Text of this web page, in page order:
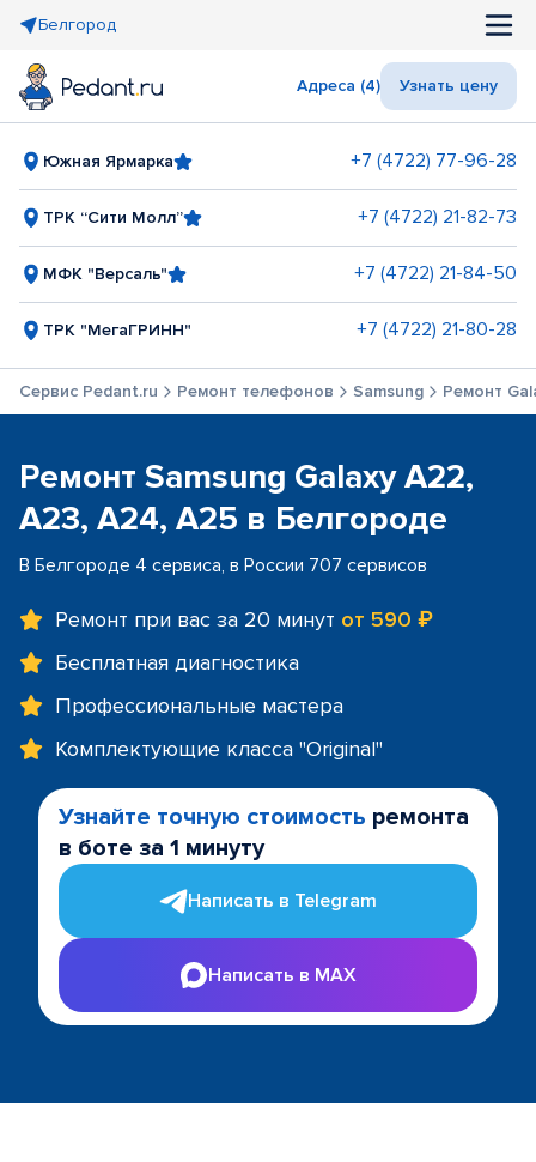
Белгород
Адреса (4) Узнать цену
Южная Ярмарка +7 (4722) 77-96-28
ТРК “Сити Молл” +7 (4722) 21-82-73
МФК "Версаль" +7 (4722) 21-84-50
ТРК "МегаГРИНН" +7 (4722) 21-80-28
Сервис Pedant.ru Ремонт телефонов Samsung Ремонт
Ремонт Samsung Galaxy A22,
A23, A24, A25 в Белгороде
В Белгороде 4 сервиса, в России 707 сервисов
Ремонт при вас за 20 минут от 590 ₽
Бесплатная диагностика
Профессиональные мастера
Комплектующие класса "Original"
Узнайте точную стоимость ремонта
в боте за 1 минуту
Написать в Telegram
Написать в MAX